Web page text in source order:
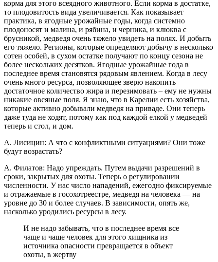
корма для этого всеядного животного. Если корма в достатке,
то плодовитость вида увеличивается. Как показывает
практика, в ягодные урожайные годы, когда системно
плодоносят и малина, и рябина, и черника, и клюква с
брусникой, медведя очень тяжело увидеть на полях. И добыть
его тяжело. Регионы, которые определяют добычу в несколько
сотен особей, в сухом остатке получают по концу сезона не
более нескольких десятков. Ягодные урожайные года в
последнее время становятся рядовым явлением. Когда в лесу
очень много ресурса, позволяющее зверю накопить
достаточное количество жира и перезимовать – ему не нужны
никакие овсяные поля. Я знаю, что в Карелии есть хозяйства,
которые активно добывали медведя на приваде. Они теперь
даже туда не ходят, потому как под каждой елкой у медведей
теперь и стол, и дом.
А. Лисицин: А что с конфликтными ситуациями? Они тоже
будут возрастать?
А. Филатов: Надо упреждать. Путем выдачи разрешений в
сроки, закрытых для охоты. Теперь о регулировании
численности. У нас число нападений, ежегодно фиксируемые
и отражаемые в госохотреестре, медведя на человека — на
уровне до 30 и более случаев. В зависимости, опять же,
насколько уродились ресурсы в лесу.
И не надо забывать, что в последнее время все
чаще и чаще человек для этого хищника из
источника опасности превращается в объект
охоты, в жертву